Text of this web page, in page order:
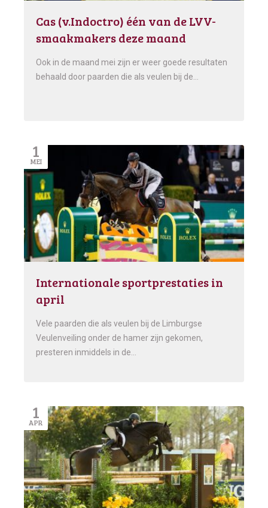
Cas (v.Indoctro) één van de LVV-
smaakmakers deze maand
Ook in de maand mei zijn er weer goede resultaten
behaald door paarden die als veulen bij de…
1
MEI
Internationale sportprestaties in
april
Vele paarden die als veulen bij de Limburgse
Veulenveiling onder de hamer zijn gekomen,
presteren inmiddels in de…
1
APR